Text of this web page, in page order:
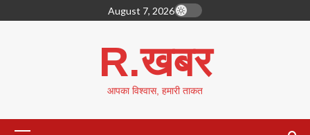
to
August 7, 2026
R.खबर
आपका विश्वास, हमारी ताकत